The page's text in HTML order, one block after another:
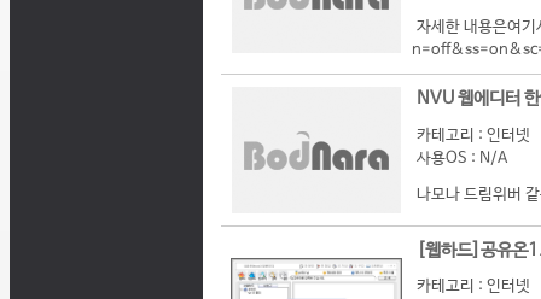
자세한 내용은
NVU 웹에디터
카테고리 : 인터넷
사용OS : N/A
나모나 드림위버
[웹하드]공유온
카테고리 : 인터넷